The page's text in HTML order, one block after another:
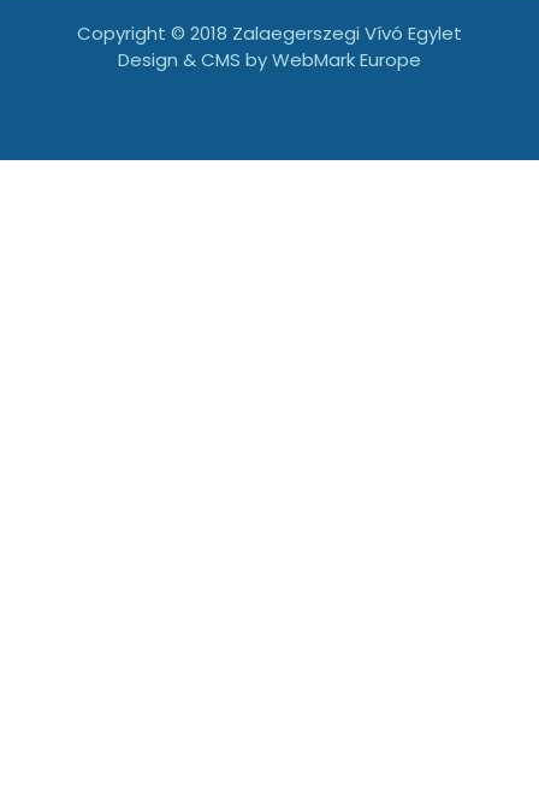
Copyright © 2018 Zalaegerszegi Vívó Egylet
Design & CMS byWebMark Europe